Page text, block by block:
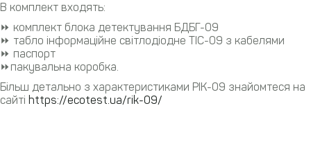
В комплект входять:
⏩ комплект блока детектування БДБГ-09
⏩ табло інформаційне світлодіодне ТІС-09 з кабелями
⏩ паспорт
⏩пакувальна коробка.
Більш детально з характеристиками РІК-09 знайомтеся на
сайті https://ecotest.ua/rik-09/